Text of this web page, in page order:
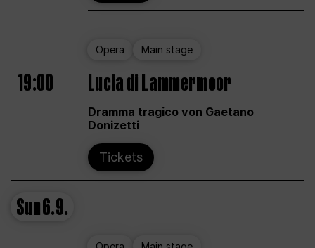
Opera Main stage
19:00 Lucia di Lammermoor
Dramma tragico von Gaetano
Donizetti
Tickets
Sun6.9.